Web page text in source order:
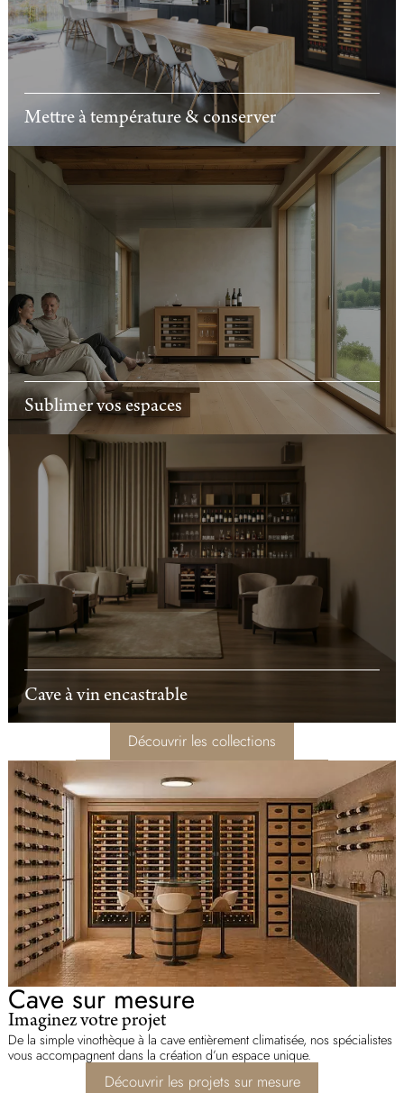
Mettre à température & conserver
Sublimer vos espaces
Cave à vin encastrable
Découvrir les collections
Cave sur mesure
Imaginez votre projet
De la simple vinothèque à la cave entièrement climatisée, nos spécialistes
vous accompagnent dans la création d’un espace unique.
Découvrir les projets sur mesure